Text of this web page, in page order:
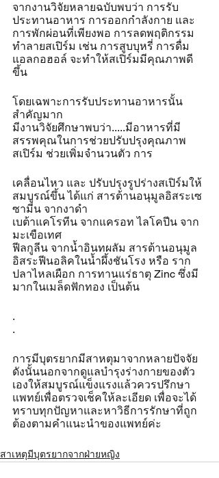
จากงานวิจัยหลายฉบับพบว่า การรับ
ประทานอาหาร การออกกำลังกาย และ
การพักผ่อนที่เพียงพอ การลดพฤติกรรม
ทำลายสเปิร์ม เช่น การสูบบุหรี่ การดื่ม
แอลกอฮอล์ จะทำให้สเปิร์มมีคุณภาพดี
ขึ้น
โดยเฉพาะการรับประทานอาหารนั้น
สำคัญมาก
มีงานวิจัยศึกษาพบว่า.....มีอาหารที่มี
สรรพคุณในการช่วยปรับปรุงคุณภาพ
สเปิร์ม ช่วยเพิ่มจำนวนตัว การ
เคลื่อนไหว และ ปรับปรุงรูปร่างสเปิร์มให้
สมบูรณ์ขึ้น ได้แก่ สารต้านอนุมูลอิสระเซ
ซามีน จากงาดำ
เบต้าแคโรทีน จากแครอท ไลโคปีน จาก
มะเขือเทศ
ฟีลกูลีน จากน้ำอินทผลัม สารต้านอนุมูล
อิสระฟีนอลิคในน้ำผึ้งชันโรง หรือ ราก
ปลาไหลเผือก การทานแร่ธาตุ Zinc ซึ่งมี
มากในเมล็ดฟักทอง เป็นต้น
.
.
การมีบุตรยากมีสาหตุมาจากหลายปัจจัย
ดังนั้นนอกจากดูแลบำรุงร่างกายของตัว
เองให้สมบูรณ์แข็งแรงแล้วควรปรึกษา
แพทย์เพื่อตรวจเช็คให้ละเอียด เพื่อจะได้
ทราบทุกปัญหาและหาวิธีการรักษาที่ถูก
ต้องตามคำแนะนำของแพทย์ค่ะ
สาเหตุมีบุตรยากจากฝ่ายหญิง